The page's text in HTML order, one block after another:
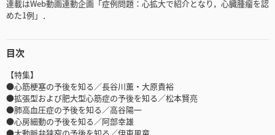
連載はWeb動画連動企画「症例問題：心拡大で紹介となり，心臓腫瘤を認
めた1例」．
目次
【特集】
●心筋梗塞の予後を知る／長谷川薫・大原貴裕
●拡張型および肥大型心筋症の予後を知る／松本賢亮
●肺高血圧症の予後を知る／高谷陽一
●心房細動の予後を知る／阿部幸雄